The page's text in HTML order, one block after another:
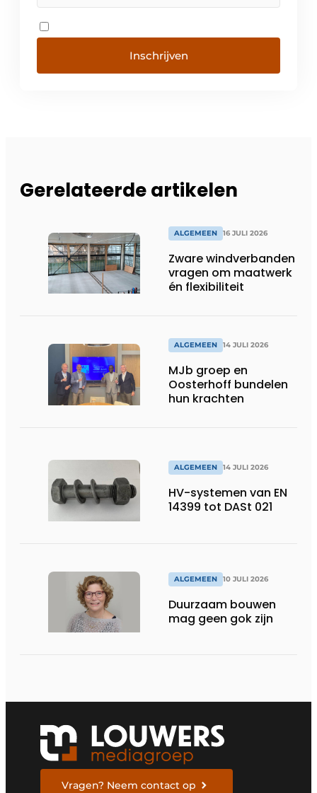
Inschrijven
Gerelateerde artikelen
ALGEMEEN 16 JULI 2026
Zware windverbanden
vragen om maatwerk
én flexibiliteit
ALGEMEEN 14 JULI 2026
MJb groep en
Oosterhoff bundelen
hun krachten
ALGEMEEN 14 JULI 2026
HV-systemen van EN
14399 tot DASt 021
ALGEMEEN 10 JULI 2026
Duurzaam bouwen
mag geen gok zijn
Vragen? Neem contact op